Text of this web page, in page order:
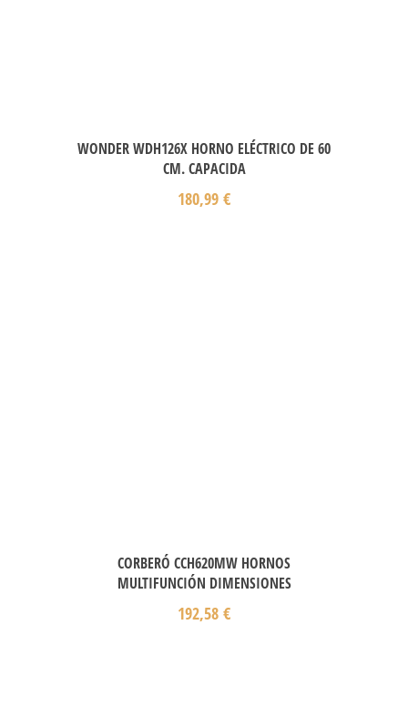
WONDER WDH126X HORNO ELÉCTRICO DE 60
CM. CAPACIDA
180,99 €
CORBERÓ CCH620MW HORNOS
MULTIFUNCIÓN DIMENSIONES
192,58 €